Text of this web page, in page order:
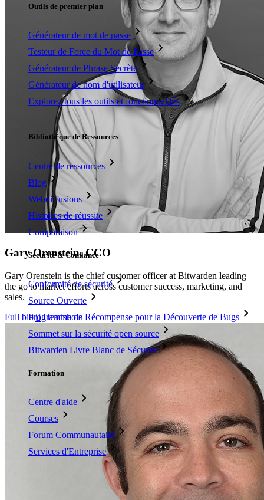
Outils de premier plan
Générateur de mot de passe
Testeur de Force du Mot de Passe
Générateur de Phrase Secrète
Générateur de nom d'utilisateur
Explorez tous les outils et fonctionnalités
Ressources
Bibliothèque de Ressources
Centre de ressources
Blog
Webdiffusions
Histoires de réussite
Comparaison
Sécurité & Confiance
Conformité de sécurité
Source Ouverte
Programme de Récompense pour la Découverte de Bugs
Sommet sur la sécurité open source
Bitwarden Livre Blanc de Sécurité
Formation
Centre d'aide
Courses
Forum Communautaire
Services d'Entreprise
Commencez gratuitementContacter
Contacter l’équipe commercialeSe connecter Se
Gary Orenstein, CCO
Gary Orenstein is the chief customer officer at Bitwarden leading
the go to market efforts across customer success, marketing, and
sales.
Full bioHeadshots